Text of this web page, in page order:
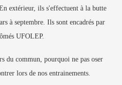
extérieur, ils s'effectuent à la butte
à septembre. Ils sont encadrés par
UFOLEP.
du commun, pourquoi ne pas oser
lors de nos entrainements.